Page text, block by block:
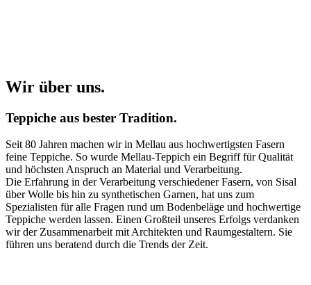
Wir über uns.
Teppiche aus bester Tradition.
Seit 80 Jahren machen wir in Mellau aus hochwertigsten Fasern
feine Teppiche. So wurde Mellau-Teppich ein Begriff für Qualität
und höchsten Anspruch an Material und Verarbeitung.
Die Erfahrung in der Verarbeitung verschiedener Fasern, von Sisal
über Wolle bis hin zu synthetischen Garnen, hat uns zum
Spezialisten für alle Fragen rund um Bodenbeläge und hochwertige
Teppiche werden lassen. Einen Großteil unseres Erfolgs verdanken
wir der Zusammenarbeit mit Architekten und Raumgestaltern. Sie
führen uns beratend durch die Trends der Zeit.